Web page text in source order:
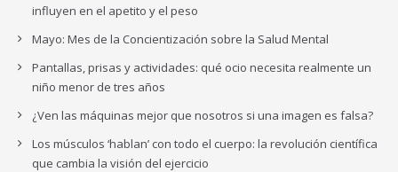
influyen en el apetito y el peso
Mayo: Mes de la Concientización sobre la Salud Mental
Pantallas, prisas y actividades: qué ocio necesita realmente un
niño menor de tres años
¿Ven las máquinas mejor que nosotros si una imagen es falsa?
Los músculos ‘hablan’ con todo el cuerpo: la revolución científica
que cambia la visión del ejercicio